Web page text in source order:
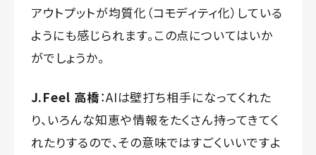
アウトプットが均質化（コモディティ化）している
ようにも感じられます。この点についてはいか
がでしょうか。
J.Feel 高橋：AIは壁打ち相手になってくれた
り、いろんな知恵や情報をたくさん持ってきてく
れたりするので、その意味ではすごくいいですよ